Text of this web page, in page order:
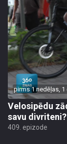
pirms 1 nedēļas, 1
Velosipēdu
savu divriteni?
409. epizode